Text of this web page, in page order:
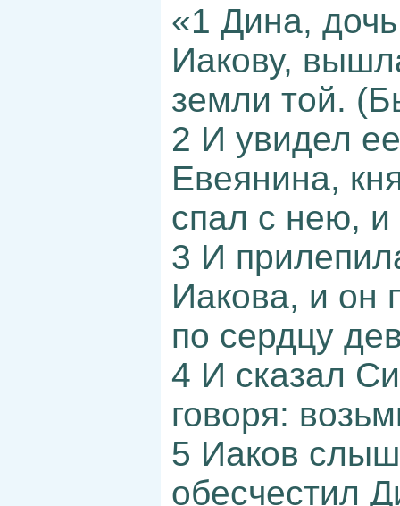
«1 Дина,
Иакову,
земли той.
2 И увидел
Евеянина,
спал с нею,
3 И
Иакова, и он
по сердцу
4 И сказал
говоря:
5 Иаков
обесчестил